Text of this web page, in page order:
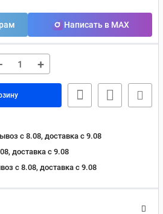
Написать в MAX
+
с 8.08, доставка c 9.08
доставка c 9.08
с 8.08, доставка c 9.08